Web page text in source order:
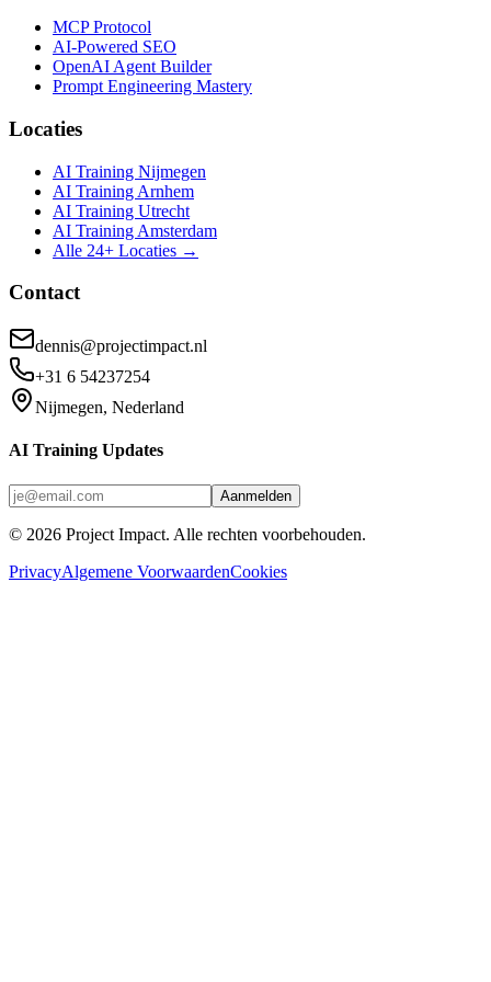
MCP Protocol
AI-Powered SEO
OpenAI Agent Builder
Prompt Engineering Mastery
Locaties
AI Training Nijmegen
AI Training Arnhem
AI Training Utrecht
AI Training Amsterdam
Alle 24+ Locaties →
Contact
dennis@projectimpact.nl
+31 6 54237254
Nijmegen, Nederland
AI Training Updates
Aanmelden
© 2026 Project Impact. Alle rechten voorbehouden.
PrivacyAlgemene VoorwaardenCookies